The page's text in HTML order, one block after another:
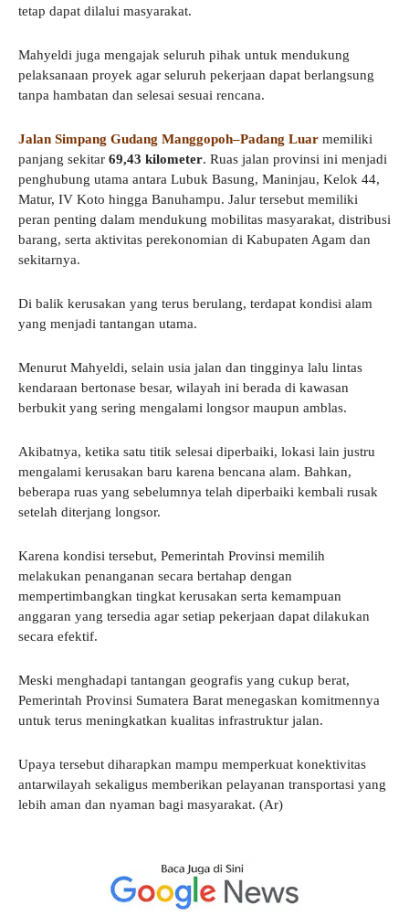
tetap dapat dilalui masyarakat.
Mahyeldi juga mengajak seluruh pihak untuk mendukung
pelaksanaan proyek agar seluruh pekerjaan dapat berlangsung
tanpa hambatan dan selesai sesuai rencana.
Jalan Simpang Gudang Manggopoh–Padang Luar memiliki
panjang sekitar 69,43 kilometer. Ruas jalan provinsi ini menjadi
penghubung utama antara Lubuk Basung, Maninjau, Kelok 44,
Matur, IV Koto hingga Banuhampu. Jalur tersebut memiliki
peran penting dalam mendukung mobilitas masyarakat, distribusi
barang, serta aktivitas perekonomian di Kabupaten Agam dan
sekitarnya.
Di balik kerusakan yang terus berulang, terdapat kondisi alam
yang menjadi tantangan utama.
Menurut Mahyeldi, selain usia jalan dan tingginya lalu lintas
kendaraan bertonase besar, wilayah ini berada di kawasan
berbukit yang sering mengalami longsor maupun amblas.
Akibatnya, ketika satu titik selesai diperbaiki, lokasi lain justru
mengalami kerusakan baru karena bencana alam. Bahkan,
beberapa ruas yang sebelumnya telah diperbaiki kembali rusak
setelah diterjang longsor.
Karena kondisi tersebut, Pemerintah Provinsi memilih
melakukan penanganan secara bertahap dengan
mempertimbangkan tingkat kerusakan serta kemampuan
anggaran yang tersedia agar setiap pekerjaan dapat dilakukan
secara efektif.
Meski menghadapi tantangan geografis yang cukup berat,
Pemerintah Provinsi Sumatera Barat menegaskan komitmennya
untuk terus meningkatkan kualitas infrastruktur jalan.
Upaya tersebut diharapkan mampu memperkuat konektivitas
antarwilayah sekaligus memberikan pelayanan transportasi yang
lebih aman dan nyaman bagi masyarakat. (Ar)